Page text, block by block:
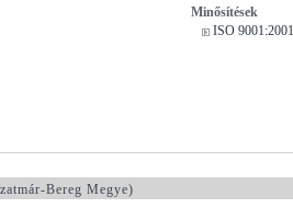
Minősítések
ISO 9001:2001
Bereg Megye)